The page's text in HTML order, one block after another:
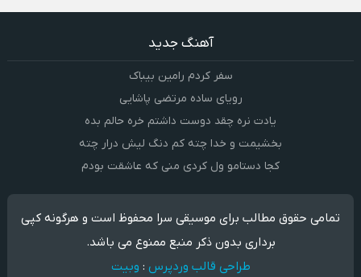
آهنگ جدید
سفر کردم رامین بیباک
رویای ساده مرتضی پاشایی
یادت نره چقد دوست داشتم خره حالم بده
بخشیمت و خدا چته کم دنگ لیش درار چته
کجا دستامو ول کردی منی که عاشقت بودم
تمامی حقوق مطالب برای موسیقی سرا محفوظ است و هرگونه کپی
برداری بدون ذکر منبع ممنوع می باشد.
طراحی قالب وردپرس : وبیت